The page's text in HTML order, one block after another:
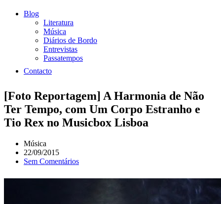
Blog
Literatura
Música
Diários de Bordo
Entrevistas
Passatempos
Contacto
[Foto Reportagem] A Harmonia de Não
Ter Tempo, com Um Corpo Estranho e
Tio Rex no Musicbox Lisboa
Música
22/09/2015
Sem Comentários